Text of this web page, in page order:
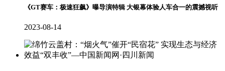
《GT赛车：极速狂飙》曝导演特辑 大银幕体验人车合一的震撼视听
2023-08-14